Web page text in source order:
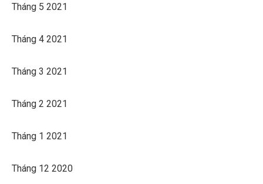
Tháng 5 2021
Tháng 4 2021
Tháng 3 2021
Tháng 2 2021
Tháng 1 2021
Tháng 12 2020